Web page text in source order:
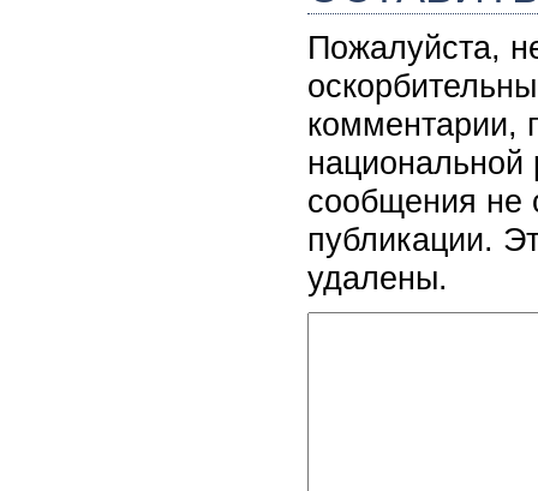
Пожалуйста,
комментарии,
национальной
сообщения не
публикации.
удалены.